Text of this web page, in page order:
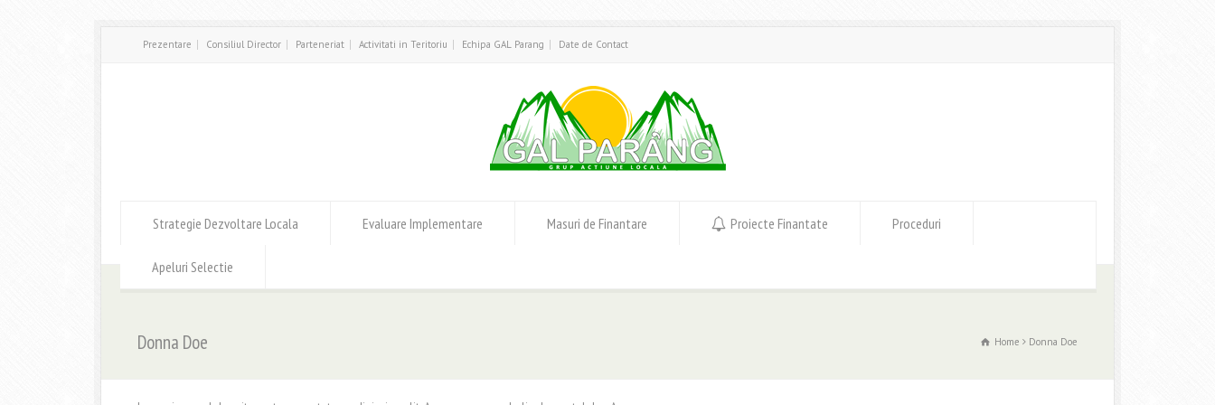
Prezentare Consiliul Director Parteneriat Activitati in Teritoriu Echipa GAL Parang Date de Contact
Strategie Dezvoltare Locala Evaluare Implementare Masuri de Finantare Proiecte Finantate Proceduri
Apeluri Selectie
Donna Doe Home Donna Doe